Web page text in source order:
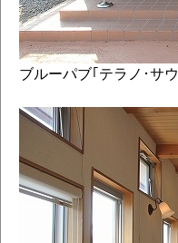
ブルーパブ｢テラノ･サ